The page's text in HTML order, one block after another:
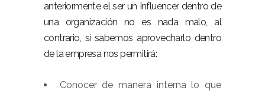
anteriormente el ser un Influencer dentro de
una organización no es nada malo, al
contrario, si sabemos aprovecharlo dentro
de la empresa nos permitirá:
Conocer de manera interna lo que